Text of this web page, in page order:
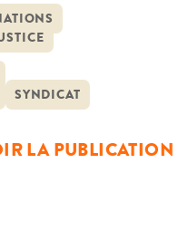
ce cadre, il convient de
actions ou
à l’action en
SYNDICAT
LA PUBLICATION